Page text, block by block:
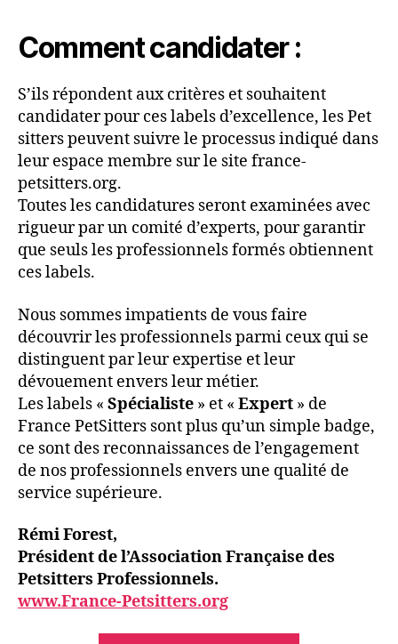
Comment candidater :
S’ils répondent aux critères et souhaitent
candidater pour ces labels d’excellence, les Pet
sitters peuvent suivre le processus indiqué dans
leur espace membre sur le site france-
petsitters.org.
Toutes les candidatures seront examinées avec
rigueur par un comité d’experts, pour garantir
que seuls les professionnels formés obtiennent
ces labels.
Nous sommes impatients de vous faire
découvrir les professionnels parmi ceux qui se
distinguent par leur expertise et leur
dévouement envers leur métier.
Les labels « Spécialiste » et « Expert » de
France PetSitters sont plus qu’un simple badge,
ce sont des reconnaissances de l’engagement
de nos professionnels envers une qualité de
service supérieure.
Rémi Forest,
Président de l’Association Française des
Petsitters Professionnels.
www.France-Petsitters.org